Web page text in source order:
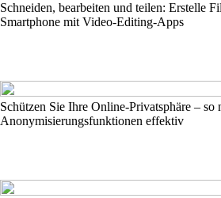
Schneiden, bearbeiten und teilen: Erstelle
Smartphone mit Video-Editing-Apps
Schützen Sie Ihre Online-Privatsphäre – so
Anonymisierungsfunktionen effektiv